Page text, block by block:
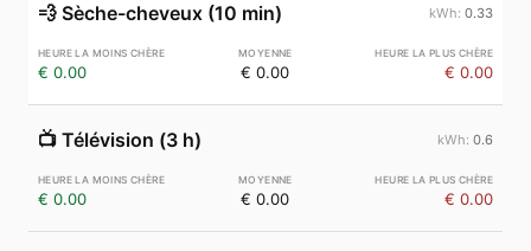
💨 Sèche-cheveux (10 min) 0.33
€ 0.00 € 0.00 € 0.00
📺 Télévision (3 h) 0.6
€ 0.00 € 0.00 € 0.00